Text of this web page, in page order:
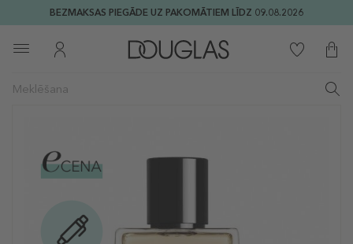
BEZMAKSAS PIEGĀDE UZ PAKOMĀTIEM LĪDZ 09.08.2026